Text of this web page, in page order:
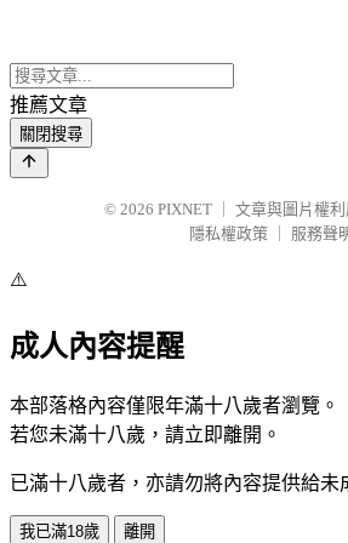
推薦文章
關閉搜尋
© 2026 PIXNET
文章與圖片權
隱私權政策
服務聲
⚠️
成人內容提醒
本部落格內容僅限年滿十八歲者瀏覽。
若您未滿十八歲，請立即離開。
已滿十八歲者，亦請勿將內容提供給未
我已滿18歲 離開